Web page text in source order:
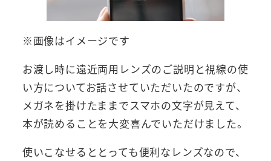
※画像はイメージです
お渡し時に遠近両用レンズのご説明と視線の使
い方についてお話させていただいたのですが、
メガネを掛けたままでスマホの文字が見えて、
本が読めることを大変喜んでいただけました。
使いこなせるととっても便利なレンズなので、